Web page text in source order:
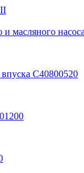
масляного насоса
С40800520